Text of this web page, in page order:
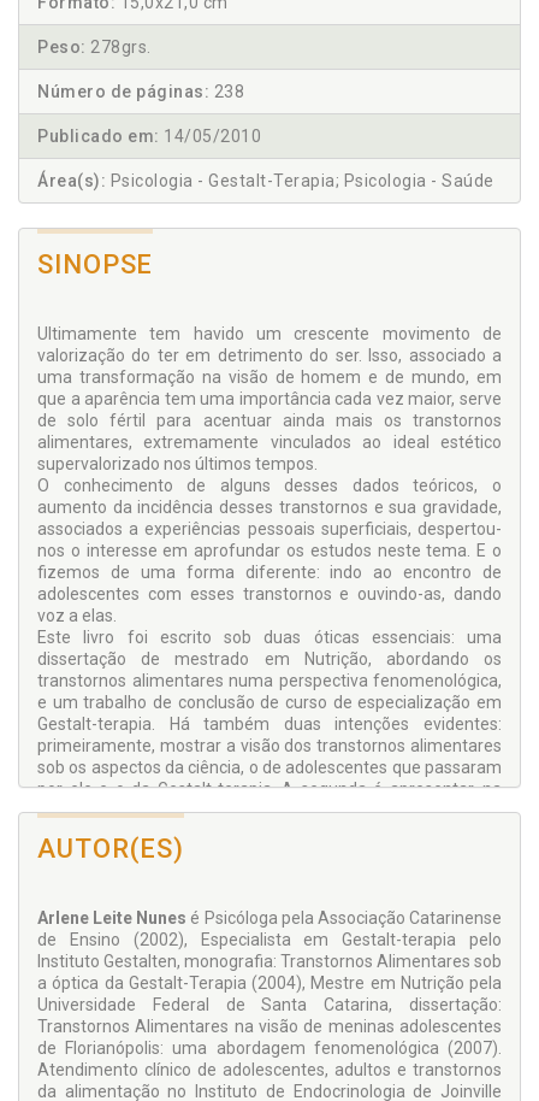
Peso: 278grs.
Número de páginas: 238
Publicado em: 14/05/2010
Área(s): Psicologia - Gestalt-Terapia; Psicologia - Saúde
SINOPSE
Ultimamente tem havido um crescente movimento de
valorização do ter em detrimento do ser. Isso, associado a
uma transformação na visão de homem e de mundo, em
que a aparência tem uma importância cada vez maior, serve
de solo fértil para acentuar ainda mais os transtornos
alimentares, extremamente vinculados ao ideal estético
supervalorizado nos últimos tempos.
O conhecimento de alguns desses dados teóricos, o
aumento da incidência desses transtornos e sua gravidade,
associados a experiências pessoais superficiais, despertou-
nos o interesse em aprofundar os estudos neste tema. E o
fizemos de uma forma diferente: indo ao encontro de
adolescentes com esses transtornos e ouvindo-as, dando
voz a elas.
Este livro foi escrito sob duas óticas essenciais: uma
dissertação de mestrado em Nutrição, abordando os
transtornos alimentares numa perspectiva fenomenológica,
e um trabalho de conclusão de curso de especialização em
Gestalt-terapia. Há também duas intenções evidentes:
primeiramente, mostrar a visão dos transtornos alimentares
sob os aspectos da ciência, o de adolescentes que passaram
por ele e o da Gestalt-terapia. A segunda é apresentar, na
prática, o método fenomenológico como metodologia de
pesquisa na área da saúde, fazendo uso de um estudo dos
transtornos alimentares e, assim, buscando servir de modelo
Descobrir o que são os transtornos alimentares não é uma
tarefa muito difícil, uma vez que há inúmeros artigos
científicos e vários livros e manuais que os descrevem. Nossa
proposta é mostrar como são esses transtornos na visão de
quem está passando por eles, bem como apresentar uma
possibilidade na Psicologia para trabalhar com elas, e um
modelo de pesquisa na área da saúde.
AUTOR(ES)
Arlene Leite Nunes é Psicóloga pela Associação Catarinense
de Ensino (2002), Especialista em Gestalt-terapia pelo
Instituto Gestalten, monografia: Transtornos Alimentares sob
a óptica da Gestalt-Terapia (2004), Mestre em Nutrição pela
Universidade Federal de Santa Catarina, dissertação:
Transtornos Alimentares na visão de meninas adolescentes
de Florianópolis: uma abordagem fenomenológica (2007).
Atendimento clínico de adolescentes, adultos e transtornos
da alimentação no Instituto de Endocrinologia de Joinville